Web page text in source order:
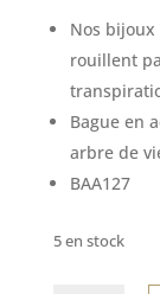
Nos
rouillent
Bague en
arbre de
BAA127
5 en stock